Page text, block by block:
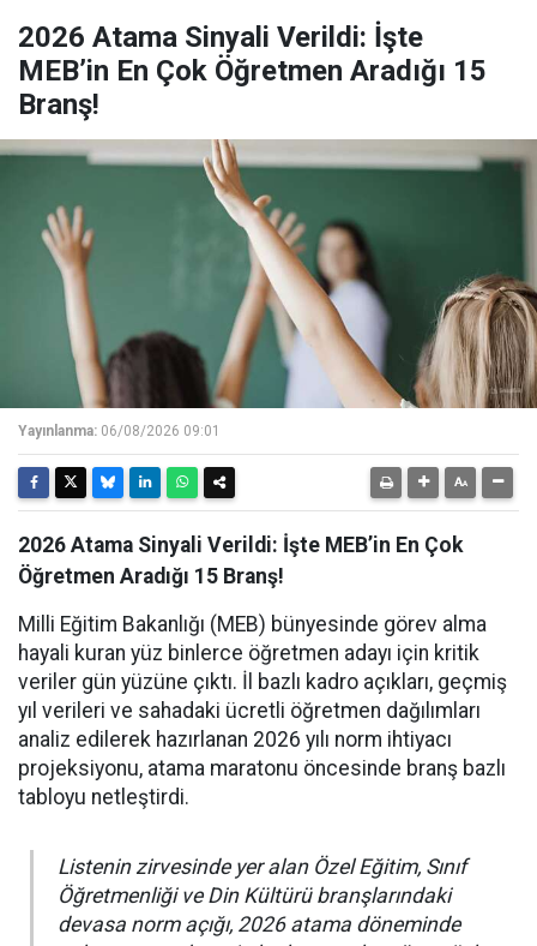
2026 Atama Sinyali Verildi: İşte
MEB’in En Çok Öğretmen Aradığı 15
Branş!
Yayınlanma: 06/08/2026 09:01
2026 Atama Sinyali Verildi: İşte MEB’in En Çok
Öğretmen Aradığı 15 Branş!
Milli Eğitim Bakanlığı (MEB) bünyesinde görev alma
hayali kuran yüz binlerce öğretmen adayı için kritik
veriler gün yüzüne çıktı. İl bazlı kadro açıkları, geçmiş
yıl verileri ve sahadaki ücretli öğretmen dağılımları
analiz edilerek hazırlanan 2026 yılı norm ihtiyacı
projeksiyonu, atama maratonu öncesinde branş bazlı
tabloyu netleştirdi.
Listenin zirvesinde yer alan Özel Eğitim, Sınıf
Öğretmenliği ve Din Kültürü branşlarındaki
devasa norm açığı, 2026 atama döneminde